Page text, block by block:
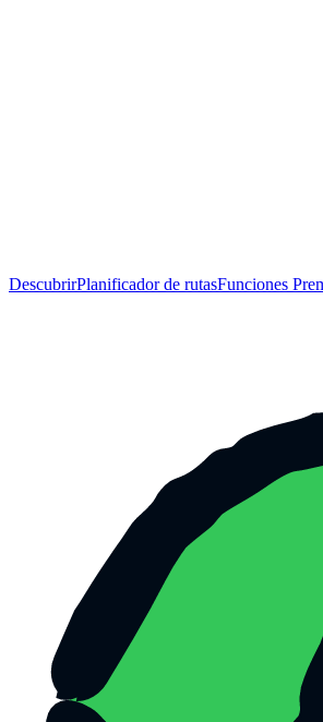
DescubrirPlanificador de rutasFunciones